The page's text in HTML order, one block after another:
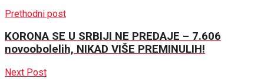
Prethodni post
KORONA SE U SRBIJI NE PREDAJE – 7.606
novoobolelih, NIKAD VIŠE PREMINULIH!
Next Post